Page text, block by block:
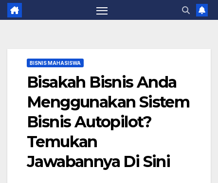
BISNIS MAHASISWA
Bisakah Bisnis Anda
Menggunakan Sistem
Bisnis Autopilot?
Temukan
Jawabannya Di Sini